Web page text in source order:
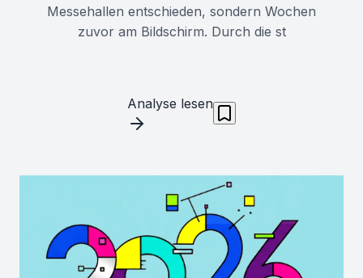
Messehallen entschieden, sondern Wochen
zuvor am Bildschirm. Durch die st
Analyse lesen